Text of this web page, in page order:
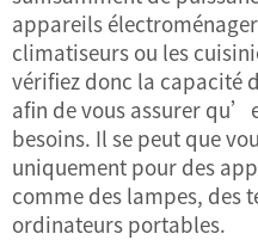
appareils
climatiseurs ou les
vérifiez donc la capacité
afin de vous assurer
besoins. Il se peut que
uniquement pour des
comme des lampes, des
ordinateurs portables.